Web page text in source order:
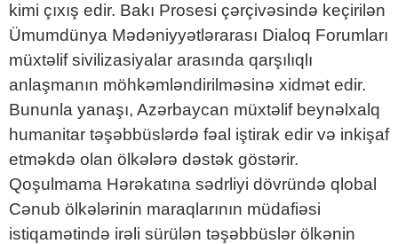
kimi çıxış edir. Bakı Prosesi çərçivəsində keçirilən
Ümumdünya Mədəniyyətlərarası Dialoq Forumları
müxtəlif sivilizasiyalar arasında qarşılıqlı
anlaşmanın möhkəmləndirilməsinə xidmət edir.
Bununla yanaşı, Azərbaycan müxtəlif beynəlxalq
humanitar təşəbbüslərdə fəal iştirak edir və inkişaf
etməkdə olan ölkələrə dəstək göstərir.
Qoşulmama Hərəkatına sədrliyi dövründə qlobal
Cənub ölkələrinin maraqlarının müdafiəsi
istiqamətində irəli sürülən təşəbbüslər ölkənin